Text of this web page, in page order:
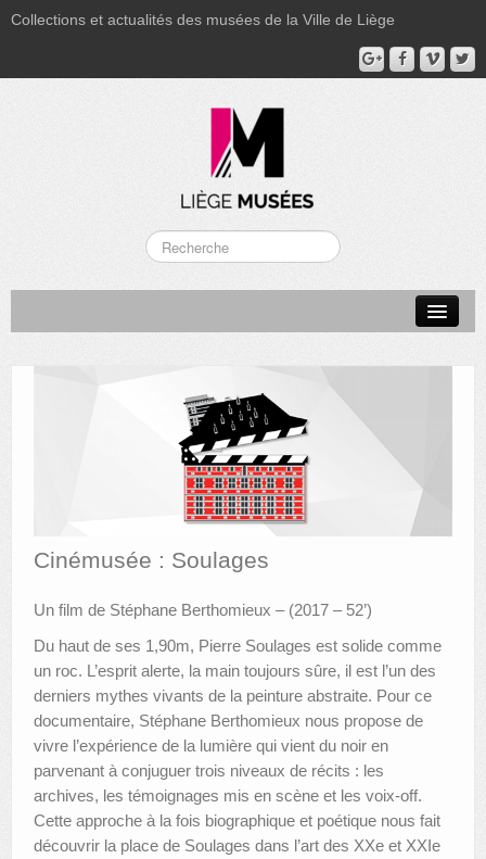
Collections et actualités des musées de la Ville de Liège
MUSÉE DU LUMINAIRE
FONDS PATRIMONIAUX
ANIMATIONS DES MUSÉES
PUBLICATIONS
LES APPELS À PROJETS
LE PORTAIL DES COLLECTIONS
Cinémusée : Soulages
Un film de Stéphane Berthomieux – (2017 – 52’)
Du haut de ses 1,90m, Pierre Soulages est solide comme
un roc. L’esprit alerte, la main toujours sûre, il est l’un des
derniers mythes vivants de la peinture abstraite. Pour ce
documentaire, Stéphane Berthomieux nous propose de
vivre l’expérience de la lumière qui vient du noir en
parvenant à conjuguer trois niveaux de récits : les
archives, les témoignages mis en scène et les voix-off.
Cette approche à la fois biographique et poétique nous fait
découvrir la place de Soulages dans l’art des XXe et XXIe